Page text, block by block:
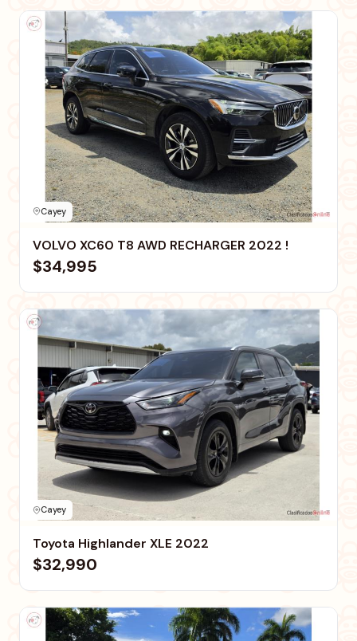
Cayey
VOLVO XC60 T8 AWD RECHARGER 2022 !
$34,995
Cayey
Toyota Highlander XLE 2022
$32,990